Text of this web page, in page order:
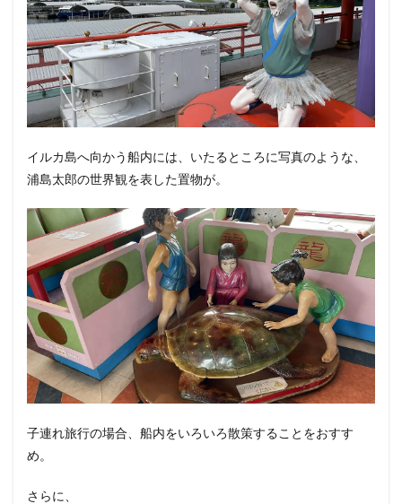
イルカ島へ向かう船内には、いたるところに写真のような、
浦島太郎の世界観を表した置物が。
子連れ旅行の場合、船内をいろいろ散策することをおすす
め。
さらに、